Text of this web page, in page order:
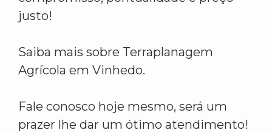
justo!
Saiba mais sobre Terraplanagem
Agrícola em Vinhedo.
Fale conosco hoje mesmo, será um
prazer lhe dar um ótimo atendimento!